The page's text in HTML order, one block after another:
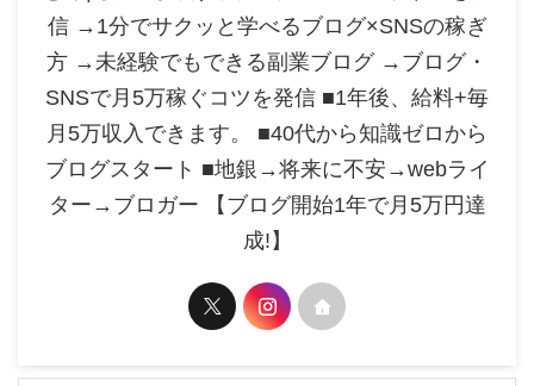
信 →1分でサクッと学べるブログ×SNSの稼ぎ
方 →未経験でもできる副業ブログ →ブログ・
SNSで月5万稼ぐコツを発信 ■1年後、給料+毎
月5万収入できます。 ■40代から知識ゼロから
ブログスタート ■地銀→将来に不安→webライ
ター→ブロガー 【ブログ開始1年で月5万円達
成!】